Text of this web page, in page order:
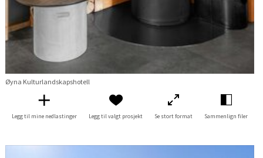
Øyna Kulturlandskapshotell
Legg til mine nedlastinger Legg til valgt prosjekt Se stort format Sammenlign filer